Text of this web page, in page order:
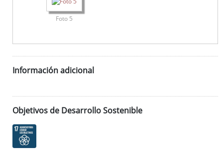
Foto 5
Información adicional
Objetivos de Desarrollo Sostenible